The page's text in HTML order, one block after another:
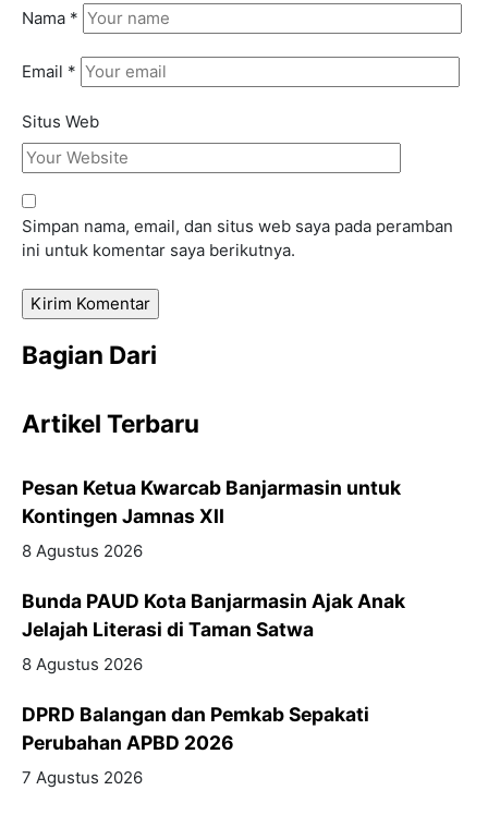
Nama *
Email *
Situs Web
Simpan nama, email, dan situs web saya pada peramban
ini untuk komentar saya berikutnya.
Bagian Dari
Artikel Terbaru
Pesan Ketua Kwarcab Banjarmasin untuk
Kontingen Jamnas XII
8 Agustus 2026
Bunda PAUD Kota Banjarmasin Ajak Anak
Jelajah Literasi di Taman Satwa
8 Agustus 2026
DPRD Balangan dan Pemkab Sepakati
Perubahan APBD 2026
7 Agustus 2026